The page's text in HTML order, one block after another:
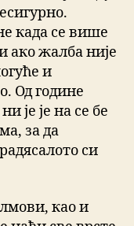
када се више
ако жалба није
и
Од године
је је на се бе
за да
си
као и